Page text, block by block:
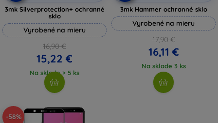
3mk Silverprotection+ ochranné
sklo
Vyrobené na mieru
16,90 €
15,22 €
Na sklade > 5 ks
3mk Hammer ochranné sklo
Vyrobené na mieru
17,90 €
16,11 €
Na sklade 3 ks
-58%